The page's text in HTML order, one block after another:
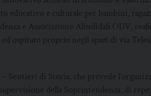
educativo e culturale per bambini,
e Associazione Alisolidali ODV,
ospitato proprio negli spazi di via
Sentieri di Storia, che prevede
della Soprintendenza, di